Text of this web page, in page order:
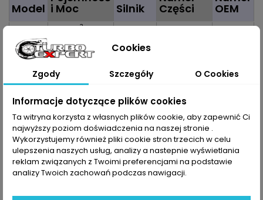
Model i Moc Silnik Części OEM
Citroen :
Xsara II
2.0HDI
Peugeot
206
307
2.0HDI
1997 cm3, 80kW
DW10ATED
RHZ
53039700056 0375G5
Dane zawarte w tabeli mogą odbiegać od rzeczywistości.
Dokładamy wszelkich starań aby jednak tak nie było.
Najlepszym kryterium doboru części jest sprawdzenie
numerów producenta na uszkodzonej części.
Cookies
Zgody Szczegóły O Cookies
Informacje dotyczące plików cookies
Ta witryna korzysta z własnych plików cookie, aby zapewnić Ci
najwyższy poziom doświadczenia na naszej stronie .
Wykorzystujemy również pliki cookie stron trzecich w celu
ulepszenia naszych usług, analizy a nastepnie wyświetlania
reklam związanych z Twoimi preferencjami na podstawie
analizy Twoich zachowań podczas nawigacji.